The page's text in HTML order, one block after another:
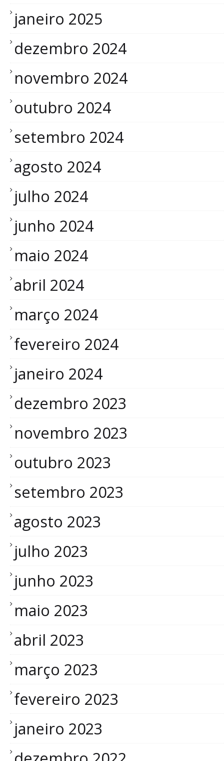
janeiro 2025
dezembro 2024
novembro 2024
outubro 2024
setembro 2024
agosto 2024
julho 2024
junho 2024
maio 2024
abril 2024
março 2024
fevereiro 2024
janeiro 2024
dezembro 2023
novembro 2023
outubro 2023
setembro 2023
agosto 2023
julho 2023
junho 2023
maio 2023
abril 2023
março 2023
fevereiro 2023
janeiro 2023